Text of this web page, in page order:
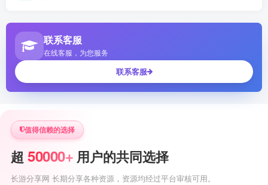
联系客服
在线客服，为您服务
联系客服
值得信赖的选择
超 50000+ 用户的共同选择
长游分享网 长期分享各种资源，资源均经过平台审核可用。